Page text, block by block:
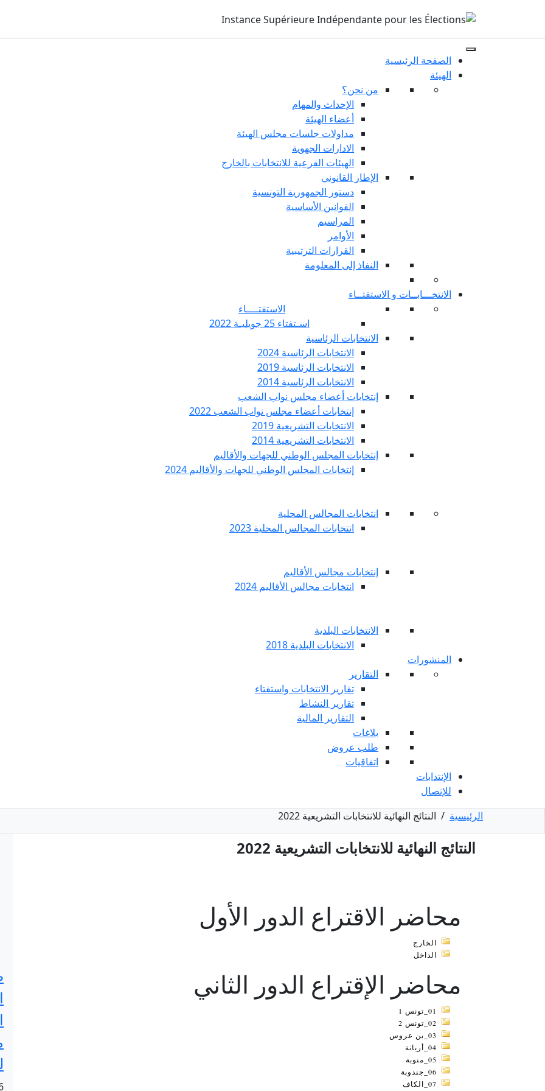
الصفحة الرئيسية
الهيئة
من نحن؟
الإحداث والمهام
أعضاء الهيئة
مداولات جلسات مجلس الهيئة
الادارات الجهوية
الهيئات الفرعية للانتخابات بالخارج
الإطار القانوني
دستور الجمهورية التونسية
القوانين الأساسية
المراسيم
الأوامر
القرارات الترتيبية
النفاذ إلى المعلومة
الانتخـــابــات و الاستفتــاء
الاستفتــــاء
اسـتفتاء 25 جويليـة 2022
الانتخابات الرئاسية
الانتخابات الرئاسية 2024
الانتخابات الرئاسية 2019
الانتخابات الرئاسية 2014
إنتخابات أعضاء مجلس نواب الشعب
إنتخابات أعضاء مجلس نواب الشعب 2022
الانتخابات التشريعية 2019
الانتخابات التشريعية 2014
إنتخابات المجلس الوطني للجهات والأقاليم
إنتخابات المجلس الوطني للجهات والأقاليم 2024
انتخابات المجالس المحلية
انتخابات المجالس المحلية 2023
إنتخابات مجالس الأقاليم
انتخابات مجالس الأقاليم 2024
الانتخابات البلدية
الانتخابات البلدية 2018
المنشورات
التقارير
تقارير الانتخابات واستفتاء
تقارير النشاط
التقارير المالية
بلاغات
طلب عروض
اتفاقيات
الإنتدابات
للإتصال
الرئيسية / النتائج النهائية للانتخابات التشريعية 2022
النتائج النهائية للانتخابات التشريعية 2022
محاضر الاقتراع الدور الأول
الخارج
الداخل
محاضر الإقتراع الدور الثاني
01_تونس 1
02_تونس 2
03_بن عروس
04_أريانة
05_منوبة
06_جندوبة
07_الكاف